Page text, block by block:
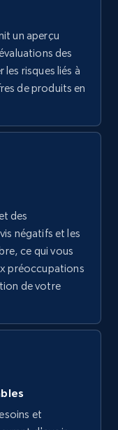
by using
Initial
count, and
Product
Rating,
and
un aperçu
des
risques liés à
de produits en
des
négatifs et les
ce qui vous
préoccupations
de votre
et